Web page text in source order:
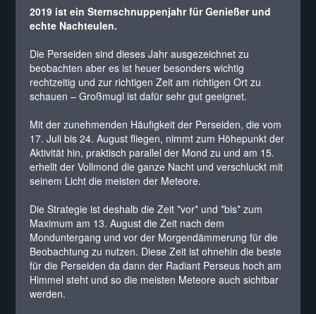
2019 ist ein Sternschnuppenjahr für Genießer und
echte Nachteulen.
Die Perseiden sind dieses Jahr ausgezeichnet zu
beobachten aber es ist heuer besonders wichtig
rechtzeitig und zur richtigen Zeit am richtigen Ort zu
schauen – Großmugl ist dafür sehr gut geeignet.
Mit der zunehmenden Häufigkeit der Perseiden, die vom
17. Juli bis 24. August fliegen, nimmt zum Höhepunkt der
Aktivität hin, praktisch parallel der Mond zu und am 15.
erhellt der Vollmond die ganze Nacht und verschluckt mit
seinem Licht die meisten der Meteore.
Die Strategie ist deshalb die Zeit *vor* und *bis* zum
Maximum am 13. August die Zeit nach dem
Monduntergang und vor der Morgendämmerung für die
Beobachtung zu nutzen. Diese Zeit ist ohnehin die beste
für die Perseiden da dann der Radiant Perseus hoch am
Himmel steht und so die meisten Meteore auch sichtbar
werden.